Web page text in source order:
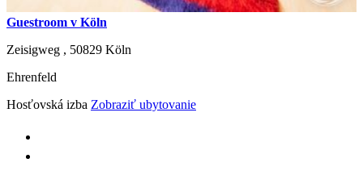
Guestroom v Köln
Zeisigweg , 50829 Köln
Ehrenfeld
Hosťovská izba Zobraziť ubytovanie